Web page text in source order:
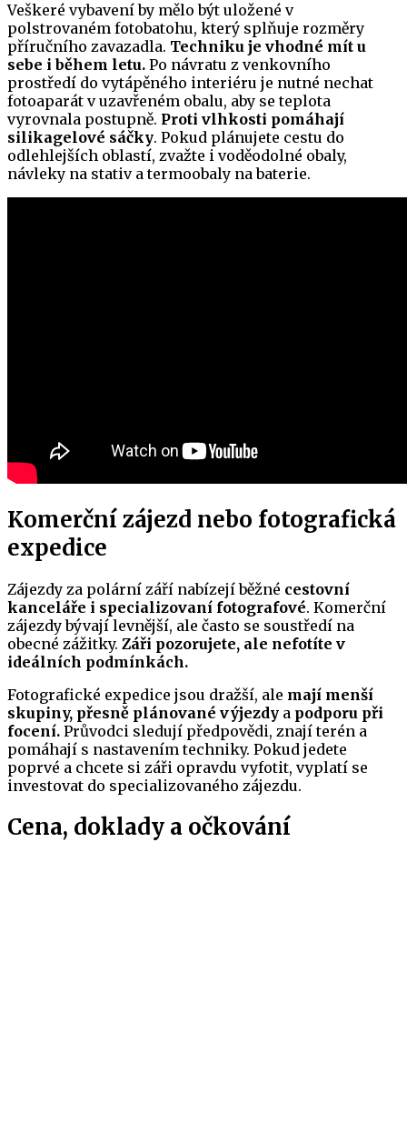
Veškeré vybavení by mělo být uložené v
polstrovaném fotobatohu, který splňuje rozměry
příručního zavazadla. Techniku je vhodné mít u
sebe i během letu. Po návratu z venkovního
prostředí do vytápěného interiéru je nutné nechat
fotoaparát v uzavřeném obalu, aby se teplota
vyrovnala postupně. Proti vlhkosti pomáhají
silikagelové sáčky. Pokud plánujete cestu do
odlehlejších oblastí, zvažte i voděodolné obaly,
návleky na stativ a termoobaly na baterie.
Komerční zájezd nebo fotografická
expedice
Zájezdy za polární září nabízejí běžné cestovní
kanceláře i specializovaní fotografové. Komerční
zájezdy bývají levnější, ale často se soustředí na
obecné zážitky. Záři pozorujete, ale nefotíte v
ideálních podmínkách.
Fotografické expedice jsou dražší, ale mají menší
skupiny, přesně plánované výjezdy a podporu při
focení. Průvodci sledují předpovědi, znají terén a
pomáhají s nastavením techniky. Pokud jedete
poprvé a chcete si záři opravdu vyfotit, vyplatí se
investovat do specializovaného zájezdu.
Cena, doklady a očkování